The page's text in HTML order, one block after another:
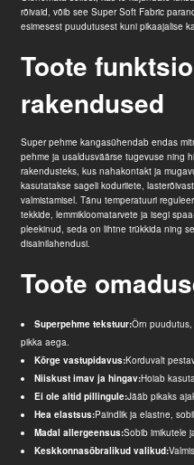
rõivaid, võib see Super Soft Fabric
esimesest puudutusest kuni pikaajalise
Toote
rakendused
Super pehme kangasühendab endas
pehme ja usaldusväärse tugevuse ning
rakendusteks, kus nahakontakt ja
kasutatakse sageli koduriiete,
valmistamisel. Tänu temperatuuri
tekkide, lemmikloomatarvete ja isegi
pleekinud, seda on lihtne trükkida ning
disainilahendusi.
Toote
Superpehme tekstuur:Õrn
pikka aega.
Kõrge vastupidavus:Korduvalt
Niiskust imav ja hingav:Hoiab
Ei ole altid pillingule:Jääb pikaks
Hea elastsus:Paindlik ja elastne,
Madal allergeensus:Sobib imikutele
Keskkonnasõbralikud valikud: